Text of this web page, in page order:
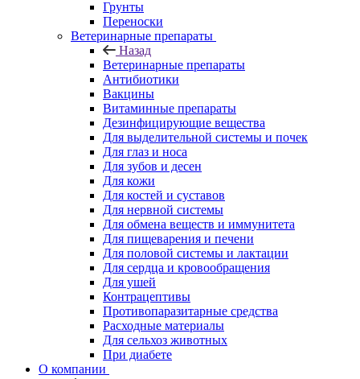
Грунты
Переноски
Ветеринарные препараты
Назад
Ветеринарные препараты
Антибиотики
Вакцины
Витаминные препараты
Дезинфицирующие вещества
Для выделительной системы и почек
Для глаз и носа
Для зубов и десен
Для кожи
Для костей и суставов
Для нервной системы
Для обмена веществ и иммунитета
Для пищеварения и печени
Для половой системы и лактации
Для сердца и кровообращения
Для ушей
Контрацептивы
Противопаразитарные средства
Расходные материалы
Для сельхоз животных
При диабете
О компании